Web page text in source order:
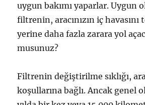
uygun bakımı yaparlar. Uygun
filtrenin, aracınızın iç
yerine daha fazla zarara yol
musunuz?
Filtrenin değiştirilme sıklığı,
koşullarına bağlı. Ancak genel